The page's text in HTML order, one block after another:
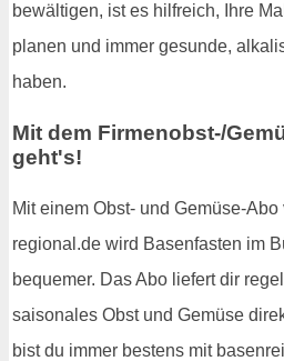
bewältigen, ist es hilfreich, Ihre
planen und immer gesunde,
haben.
Mit dem Firmenobst-/
geht's!
Mit einem Obst- und Gemüse-
regional.de wird Basenfasten im
bequemer. Das Abo liefert dir
saisonales Obst und Gemüse
bist du immer bestens mit